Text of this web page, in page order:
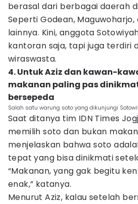
berasal dari berbagai daerah
Seperti Godean,
lainnya. Kini, anggota
kantoran saja, tapi juga terdiri
wiraswasta.
4. Untuk Aziz dan kawan-
makanan paling pas
bersepeda
Salah satu warung soto yang dikunjungi
Saat ditanya tim IDN Times
memilih soto dan bukan
menjelaskan bahwa soto
tepat yang bisa dinikmati
“Makanan, yang gak begitu
enak,” katanya.
Menurut Aziz, kalau setelah